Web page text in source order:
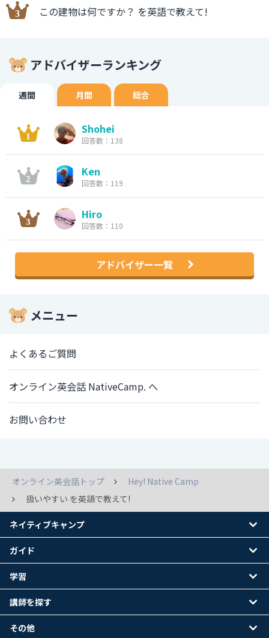
この建物は何ですか？ を英語で教えて!
アドバイザーランキング
週間 月間 総合
Shohei
回答数：138
Ken
回答数：119
Hiro
回答数：110
アドバイザー一覧
メニュー
よくあるご質問
オンライン英会話 NativeCamp. へ
お問い合わせ
オンライン英会話トップ
Hey! Native Camp
扱いやすい を英語で教えて!
ネイティブキャンプ
ガイド
学習
講師を探す
その他